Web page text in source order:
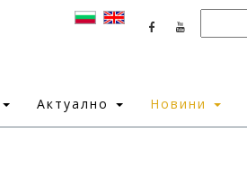
Актуално Новини